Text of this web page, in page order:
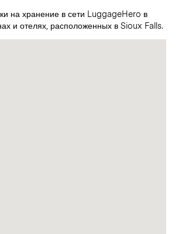
на хранение в сети LuggageHero в
и отелях, расположенных в Sioux Falls.